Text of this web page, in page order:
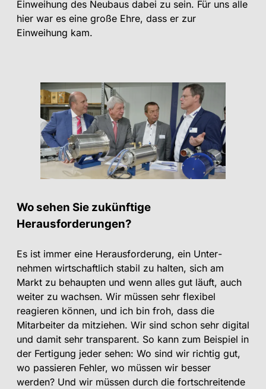
Einweihung des Neubaus dabei zu sein. Für uns alle
hier war es eine große Ehre, dass er zur
Einweihung kam.
Wo sehen Sie zukünftige
Herausforderungen?
Es ist immer eine Herausforderung, ein Unter­
nehmen wirtschaftlich stabil zu halten, sich am
Markt zu behaupten und wenn alles gut läuft, auch
weiter zu wachsen. Wir müssen sehr flexibel
reagieren können, und ich bin froh, dass die
Mitarbeiter da mitziehen. Wir sind schon sehr digital
und damit sehr transparent. So kann zum Beispiel in
der Fertigung jeder sehen: Wo sind wir richtig gut,
wo passieren Fehler, wo müssen wir besser
werden? Und wir müssen durch die fortschreitende